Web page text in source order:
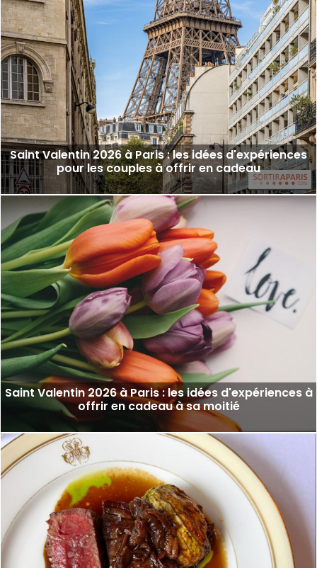
Saint Valentin 2026 à Paris : les idées d'expériences
pour les couples à offrir en cadeau
Saint Valentin 2026 à Paris : les idées d'expériences à
offrir en cadeau à sa moitié